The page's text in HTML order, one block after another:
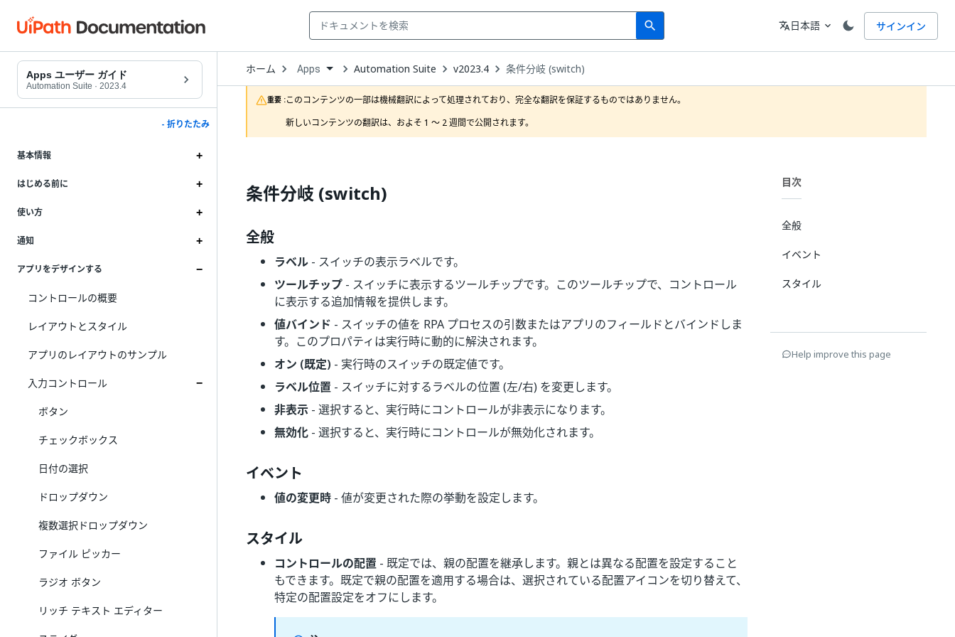
search
Search 言語
translate日本語 expand_more サインイン
Apps ユーザー ガイド
Automation Suite · 2023.4
- 折りたたみ
基本情報
はじめる前に
使い方
通知
アプリをデザインする
コントロールの概要
レイアウトとスタイル
アプリのレイアウトのサンプル
入力コントロール
ボタン
チェックボックス
日付の選択
ドロップダウン
複数選択ドロップダウン
ファイル ピッカー
ラジオ ボタン
リッチ テキスト エディター
ホーム Open
Dropdown
to
choose
product
Apps Automation Suite v2023.4 条件分岐 (switch)
重要 :このコンテンツの一部は機械翻訳によって処理されており、完全な翻訳を保証するものではありません。
新しいコンテンツの翻訳は、およそ 1 ～ 2 週間で公開されます。
条件分岐 (switch)
全般
ラベル - スイッチの表示ラベルです。
ツールチップ - スイッチに表示するツールチップです。このツールチップで、コントロール
に表示する追加情報を提供します。
値バインド - スイッチの値を RPA プロセスの引数またはアプリのフィールドとバインドしま
す。このプロパティは実行時に動的に解決されます。
オン (既定) - 実行時のスイッチの既定値です。
ラベル位置 - スイッチに対するラベルの位置 (左/右) を変更します。
非表示 - 選択すると、実行時にコントロールが非表示になります。
無効化 - 選択すると、実行時にコントロールが無効化されます。
イベント
値の変更時 - 値が変更された際の挙動を設定します。
スタイル
コントロールの配置 - 既定では、親の配置を継承します。親とは異なる配置を設定すること
もできます。既定で親の配置を適用する場合は、選択されている配置アイコンを切り替えて、
特定の配置設定をオフにします。
目次
全般
イベント
スタイル
Help improve this page